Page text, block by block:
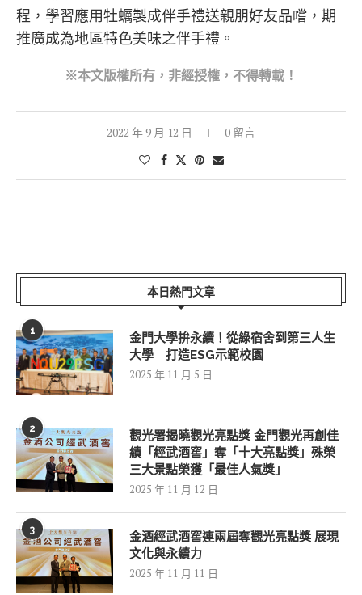
程，學習應用牡蠣製成伴手禮送親朋好友品嚐，期
推廣成為地區特色美味之伴手禮。
※本文版權所有，非經授權，不得轉載！
2022 年 9 月 12 日 0 留言
本日熱門文章
1
金門大學拚永續！從綠宿舍到第三人生
大學 打造ESG示範校園
2025 年 11 月 5 日
2
觀光署揭曉觀光亮點獎 金門觀光再創佳
績「經武酒窖」奪「十大亮點獎」殊榮
三大景點榮獲「最佳人氣獎」
2025 年 11 月 12 日
3
金酒經武酒窖連兩屆奪觀光亮點獎 展現
文化與永續力
2025 年 11 月 11 日